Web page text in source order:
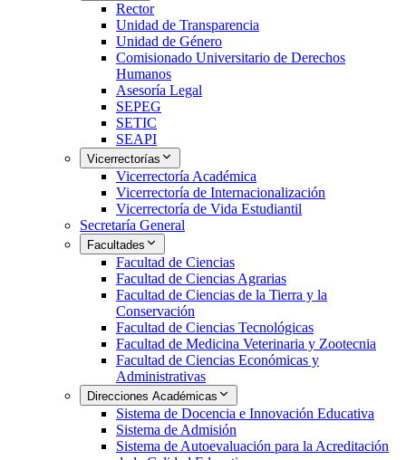
Rector
Unidad de Transparencia
Unidad de Género
Comisionado Universitario de Derechos
Humanos
Asesoría Legal
SEPEG
SETIC
SEAPI
Vicerrectorías
Vicerrectoría Académica
Vicerrectoría de Internacionalización
Vicerrectoría de Vida Estudiantil
Secretaría General
Facultades
Facultad de Ciencias
Facultad de Ciencias Agrarias
Facultad de Ciencias de la Tierra y la
Conservación
Facultad de Ciencias Tecnológicas
Facultad de Medicina Veterinaria y Zootecnia
Facultad de Ciencias Económicas y
Administrativas
Direcciones Académicas
Sistema de Docencia e Innovación Educativa
Sistema de Admisión
Sistema de Autoevaluación para la Acreditación